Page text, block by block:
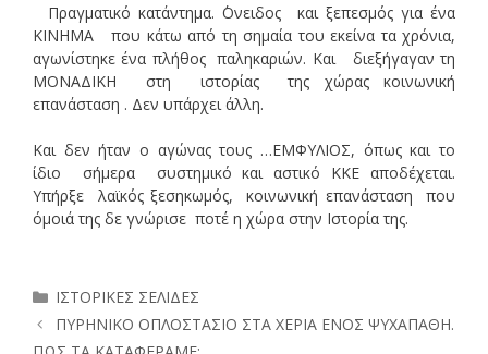
Πραγματικό κατάντημα. ΄Ονειδος και ξεπεσμός για ένα
ΚΙΝΗΜΑ που κάτω από τη σημαία του εκείνα τα χρόνια,
αγωνίστηκε ένα πλήθος παληκαριών. Και διεξήγαγαν τη
ΜΟΝΑΔΙΚΗ στη ιστορίας της χώρας κοινωνική
επανάσταση . Δεν υπάρχει άλλη.
Και δεν ήταν ο αγώνας τους …ΕΜΦΥΛΙΟΣ, όπως και το
ίδιο σήμερα συστημικό και αστικό ΚΚΕ αποδέχεται.
Υπήρξε λαϊκός ξεσηκωμός, κοινωνική επανάσταση που
όμοιά της δε γνώρισε ποτέ η χώρα στην Ιστορία της.
Κατηγορίες
ΙΣΤΟΡΙΚΕΣ ΣΕΛΙΔΕΣ
ΠΥΡΗΝΙΚΟ ΟΠΛΟΣΤΑΣΙΟ ΣΤΑ ΧΕΡΙΑ ΕΝΟΣ ΨΥΧΑΠΑΘΗ.